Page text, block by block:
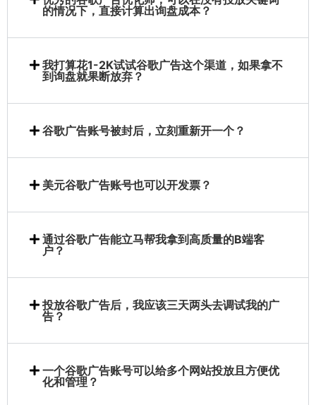
的情况下，直接计算出询盘成本？
我打算花1-2K试试谷歌广告这个渠道，如果拿不
到询盘就果断放弃？
谷歌广告账号被封后，立刻重新开一个？
美元谷歌广告账号也可以开发票？
通过谷歌广告能立马帮我拿到高质量的B端客
户？
投放谷歌广告后，我应该三天两头去调试我的广
告？
一个谷歌广告账号可以给多个网站投放且方便优
化和管理？